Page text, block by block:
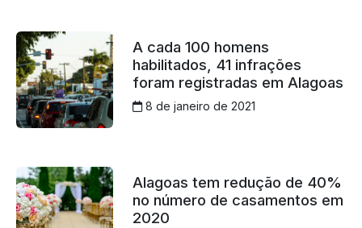
A cada 100 homens
habilitados, 41 infrações
foram registradas em Alagoas
8 de janeiro de 2021
Alagoas tem redução de 40%
no número de casamentos em
2020